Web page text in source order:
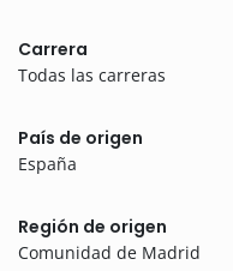
Carrera
Todas las carreras
País de origen
España
Región de origen
Comunidad de Madrid